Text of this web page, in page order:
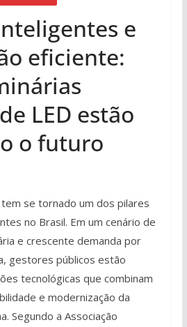
e
eficiente:
LED estão
o futuro
tem se tornado um dos pilares
no Brasil. Em um cenário de
e crescente demanda por
gestores públicos estão
tecnológicas que combinam
e modernização da
Segundo a Associação